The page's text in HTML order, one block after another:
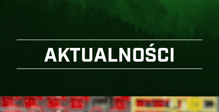
AKTUALNOŚCI